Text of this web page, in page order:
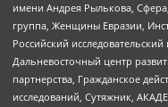
имени Андрея Рылькова,
группа, Женщины Евразии,
Российский
Дальневосточный центр
партнерства, Гражданское
исследований, Сутяжник,